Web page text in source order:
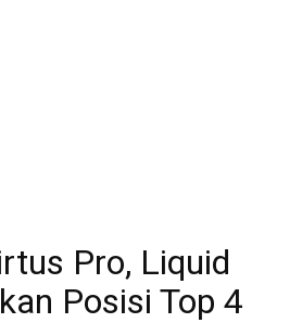
Pro, Liquid
Posisi Top 4